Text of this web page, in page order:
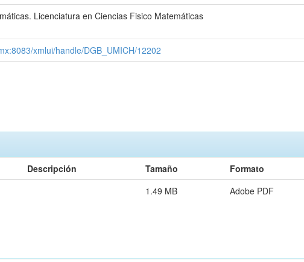
Licenciatura en Ciencias Fisico Matemáticas
xmlui/handle/DGB_UMICH/12202
Descripción Tamaño
Formato
1.49 MB Adobe PDF